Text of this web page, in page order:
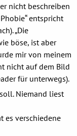
nicht beschreiben
entspricht
„Die
böse, ist aber
mir von meinem
nicht auf dem Bild
für unterwegs).
Niemand liest
es verschiedene